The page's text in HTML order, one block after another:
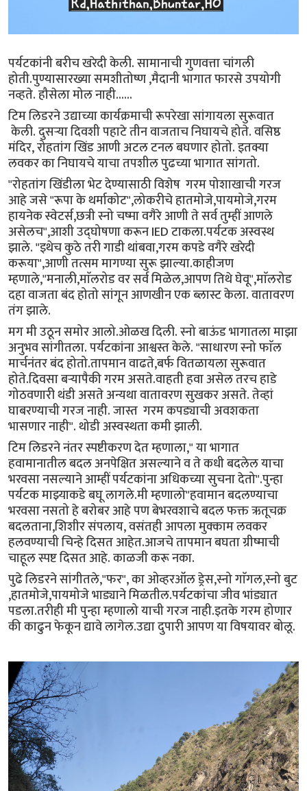
पर्यटकांनी बरीच खरेदी केली. सामानाची गुणवत्ता चांगली
होती.पुण्यासारख्या समशीतोष्ण ,मैदानी भागात फारसे उपयोगी
नव्हते. हौसेला मोल नाही......
टिम लिडरने उद्याच्या कार्यक्रमाची रूपरेखा सांगायला सुरूवात
केली. दुसऱ्या दिवशी पहाटे तीन वाजताच निघायचे होते. वसिष्ठ
मंदिर, रोहतांग खिंड आणी अटल टनल बघणार होतो. इतक्या
लवकर का निघायचे याचा तपशील पुढच्या भागात सांगतो.
"रोहतांग खिंडीला भेट देण्यासाठी विशेष गरम पोशाखाची गरज
आहे जसे "रूपा के थर्माकोट",लोकरीचे हातमोजे,पायमोजे,गरम
हायनेक स्वेटर्स,छत्री स्नो चष्मा वगैरे आणी ते सर्व तुम्हीं आणले
असेलच",आशी उद्घोषणा करून IED टाकला.पर्यटक अस्वस्थ
झाले. "इथेच कुठे तरी गाडी थांबवा,गरम कपडे वगैरे खरेदी
करूया",आणी तत्सम मागण्या सुरू झाल्या.काहीजण
म्हणाले,"मनाली,माॅलरोड वर सर्व मिळेल,आपण तिथे घेवू",माॅलरोड
दहा वाजता बंद होतो सांगून आणखीन एक ब्लास्ट केला. वातावरण
तंग झाले.
मग मी उठून समोर आलो.ओळख दिली. स्नो बाऊंड भागातला माझा
अनुभव सांगीतला. पर्यटकांना आश्वस्त केले. "साधारण स्नो फाॅल
मार्चनंतर बंद होतो.तापमान वाढते,बर्फ वितळायला सुरूवात
होते.दिवसा बर्‍यापैकी गरम असते.वाहती हवा असेल तरच हाडे
गोठवणारी थंडी असते अन्यथा वातावरण सुखकर असते. तेव्हां
घाबरण्याची गरज नाही. जास्त गरम कपड्याची अवशकता
भासणार नाही". थोडी अस्वस्थता कमी झाली.
टिम लिडरने नंतर स्पष्टीकरण देत म्हणाला," या भागात
हवामानातील बदल अनपेक्षित असल्याने व ते कधी बदलेल याचा
भरवसा नसल्याने आम्हीं पर्यटकांना अधिकच्या सुचना देतो".पुन्हा
पर्यटक माझ्याकडे बघू लागले.मी म्हणालो"हवामान बदलण्याचा
भरवसा नसतो हे बरोबर आहे पण बेभरवशाचे बदल फक्त ऋतूचक्र
बदलताना,शिशीर संपलाय, वसंतही आपला मुक्काम लवकर
हलवण्याची चिन्हे दिसत आहेत.आजचे तापमान बघता ग्रीष्माची
चाहूल स्पष्ट दिसत आहे. काळजी करू नका.
पुढे लिडरने सांगीतले,"फर", का ओव्हरऑल ड्रेस,स्नो गाॅगल,स्नो बुट
,हातमोजे,पायमोजे भाड्याने मिळतील.पर्यटकांचा जीव भांड्यात
पडला.तरीही मी पुन्हा म्हणालो याची गरज नाही.इतके गरम होणार
की काढुन फेकून द्यावे लागेल.उद्या दुपारी आपण या विषयावर बोलू.